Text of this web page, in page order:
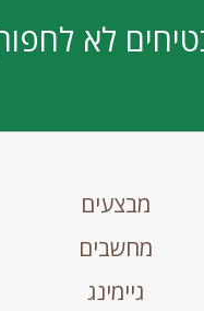
לא
מבצעים
מחשבים
גיימינג